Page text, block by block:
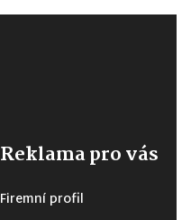
Reklama pro vás
Firemní profil